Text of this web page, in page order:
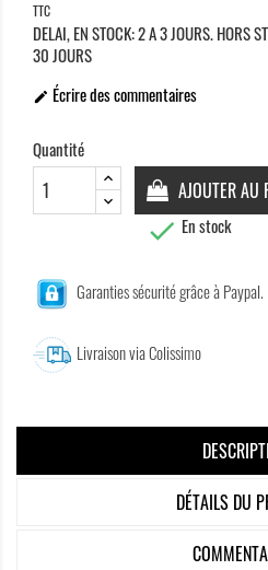
TTC
DELAI, EN STOCK: 2 A 3 JOURS. HORS
30 JOURS
 Écrire des commentaires
Quantité
AJOUTER AU
 En stock
Garanties sécurité grâce à Paypal.
Livraison via Colissimo
DÉTAILS DU